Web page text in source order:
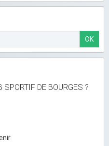
OK
DE BOURGES ?